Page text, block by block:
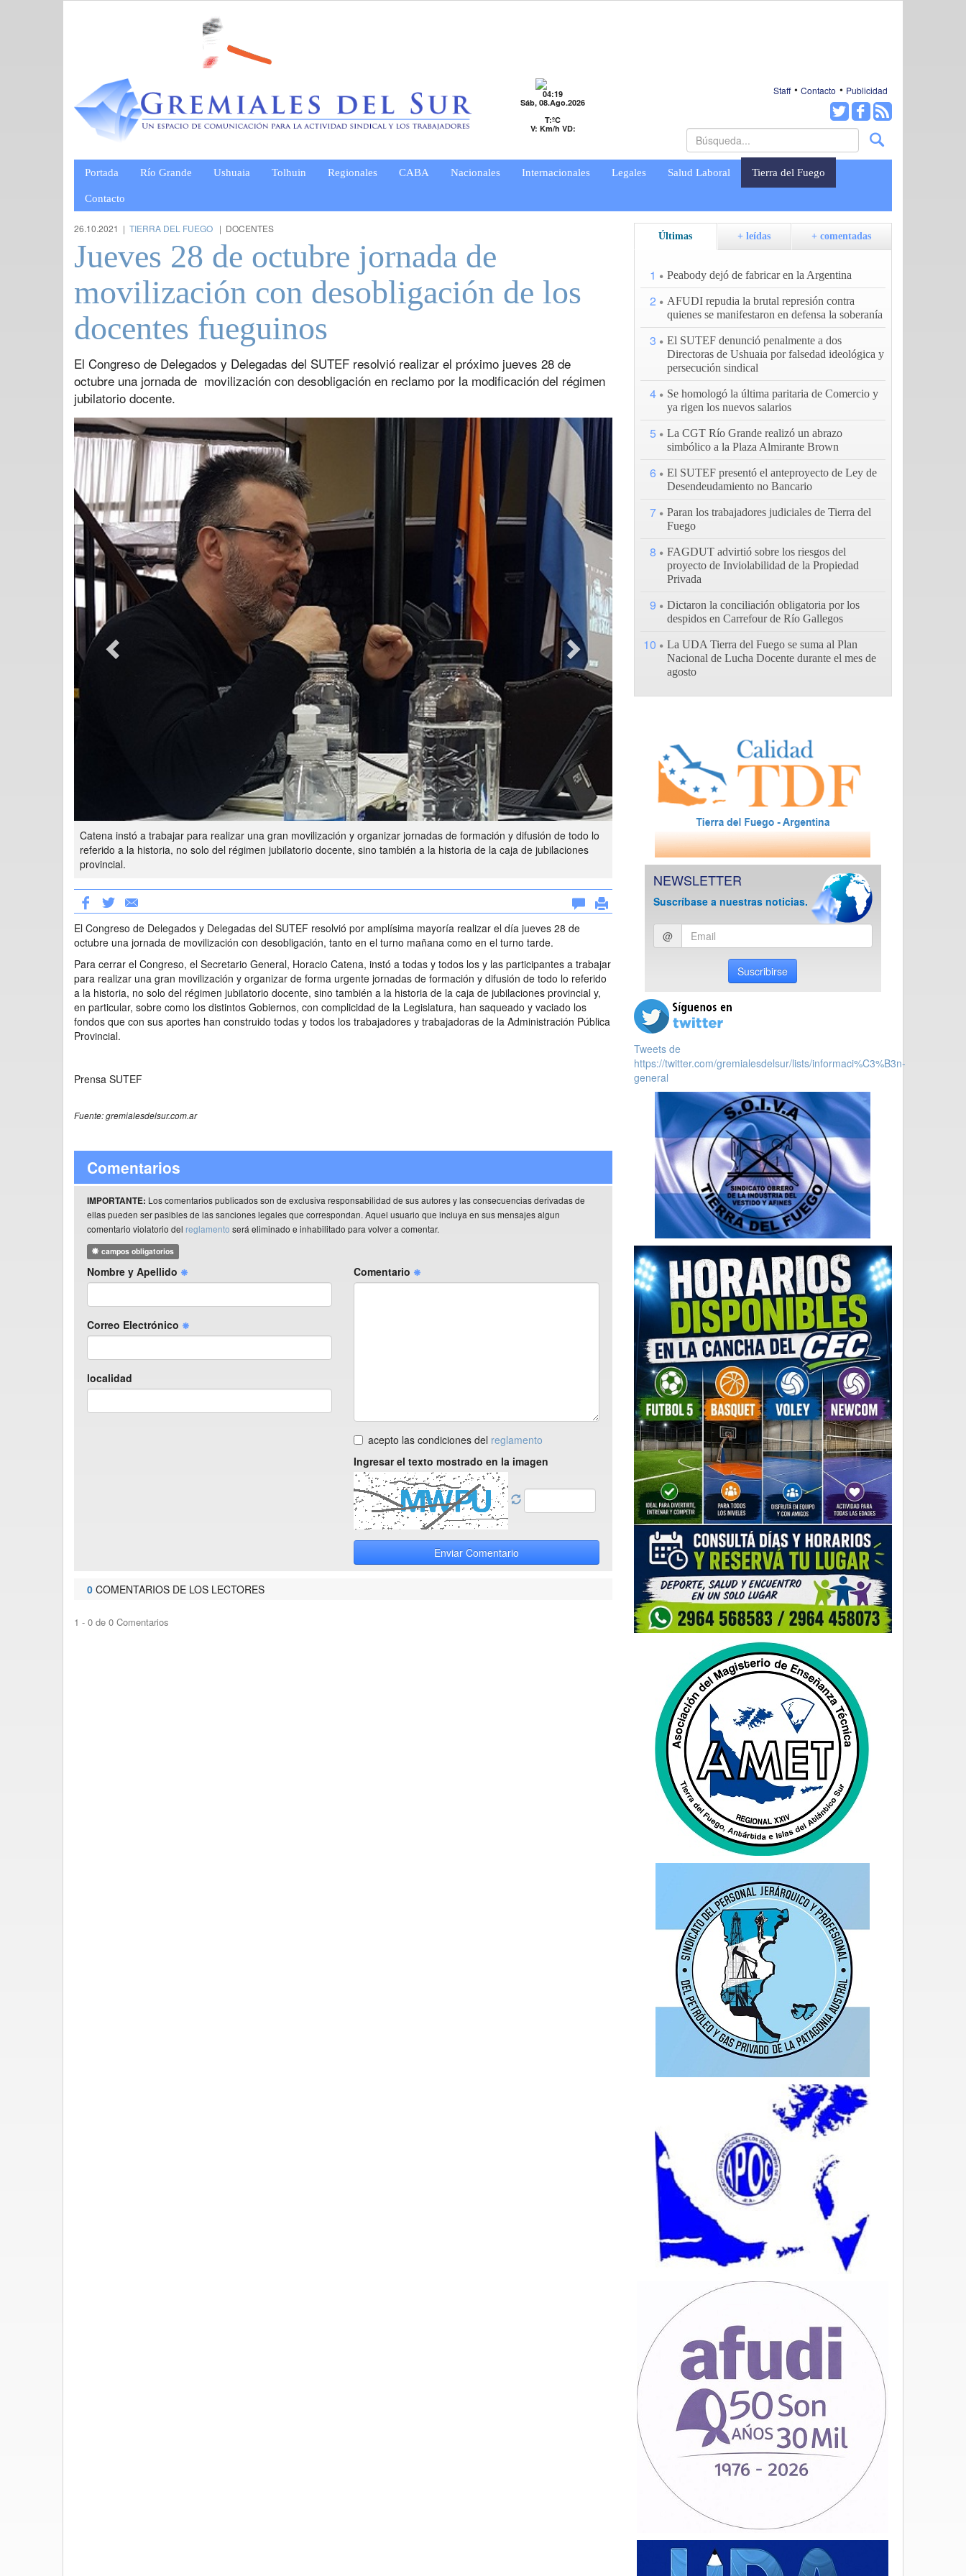
04:19
Sáb, 08.Ago.2026
T:ºC
V: Km/h VD:
Staff Contacto Publicidad
Portada Río Grande Ushuaia Tolhuin Regionales CABA Nacionales Internacionales Legales Salud Laboral Tierra del Fuego
Contacto
26.10.2021 | TIERRA DEL FUEGO | DOCENTES
Jueves 28 de octubre jornada de
movilización con desobligación de los
docentes fueguinos
El Congreso de Delegados y Delegadas del SUTEF resolvió realizar el próximo jueves 28 de
octubre una jornada de movilización con desobligación en reclamo por la modificación del régimen
jubilatorio docente.
Catena instó a trabajar para realizar una gran movilización y organizar jornadas de formación y difusión de todo lo
referido a la historia, no solo del régimen jubilatorio docente, sino también a la historia de la caja de jubilaciones
provincial.
Previous Next
El Congreso de Delegados y Delegadas del SUTEF resolvió por amplísima mayoría realizar el día jueves 28 de
octubre una jornada de movilización con desobligación, tanto en el turno mañana como en el turno tarde.
Para cerrar el Congreso, el Secretario General, Horacio Catena, instó a todas y todos los y las participantes a trabajar
para realizar una gran movilización y organizar de forma urgente jornadas de formación y difusión de todo lo referido
a la historia, no solo del régimen jubilatorio docente, sino también a la historia de la caja de jubilaciones provincial y,
en particular, sobre como los distintos Gobiernos, con complicidad de la Legislatura, han saqueado y vaciado los
fondos que con sus aportes han construido todas y todos los trabajadores y trabajadoras de la Administración Pública
Provincial.
Prensa SUTEF
Fuente: gremialesdelsur.com.ar
Comentarios
IMPORTANTE: Los comentarios publicados son de exclusiva responsabilidad de sus autores y las consecuencias derivadas de
ellas pueden ser pasibles de las sanciones legales que correspondan. Aquel usuario que incluya en sus mensajes algun
comentario violatorio del reglamento será eliminado e inhabilitado para volver a comentar.
campos obligatorios
Nombre y Apellido
Correo Electrónico
localidad
Comentario
acepto las condiciones del reglamento
Ingresar el texto mostrado en la imagen
Enviar Comentario
0 COMENTARIOS DE LOS LECTORES
1 - 0 de 0 Comentarios
Últimas + leídas + comentadas
1 Peabody dejó de fabricar en la Argentina
2
AFUDI repudia la brutal represión contra
quienes se manifestaron en defensa la soberanía
3
El SUTEF denunció penalmente a dos
Directoras de Ushuaia por falsedad ideológica y
persecución sindical
4
Se homologó la última paritaria de Comercio y
ya rigen los nuevos salarios
5
La CGT Río Grande realizó un abrazo
simbólico a la Plaza Almirante Brown
6
El SUTEF presentó el anteproyecto de Ley de
Desendeudamiento no Bancario
7
Paran los trabajadores judiciales de Tierra del
Fuego
8
FAGDUT advirtió sobre los riesgos del
proyecto de Inviolabilidad de la Propiedad
Privada
9
Dictaron la conciliación obligatoria por los
despidos en Carrefour de Río Gallegos
10
La UDA Tierra del Fuego se suma al Plan
Nacional de Lucha Docente durante el mes de
agosto
NEWSLETTER
Suscríbase a nuestras noticias.
Ingresar
email
@
Suscribirse
Tweets de
https://twitter.com/gremialesdelsur/lists/informaci%C3%B3n-
general